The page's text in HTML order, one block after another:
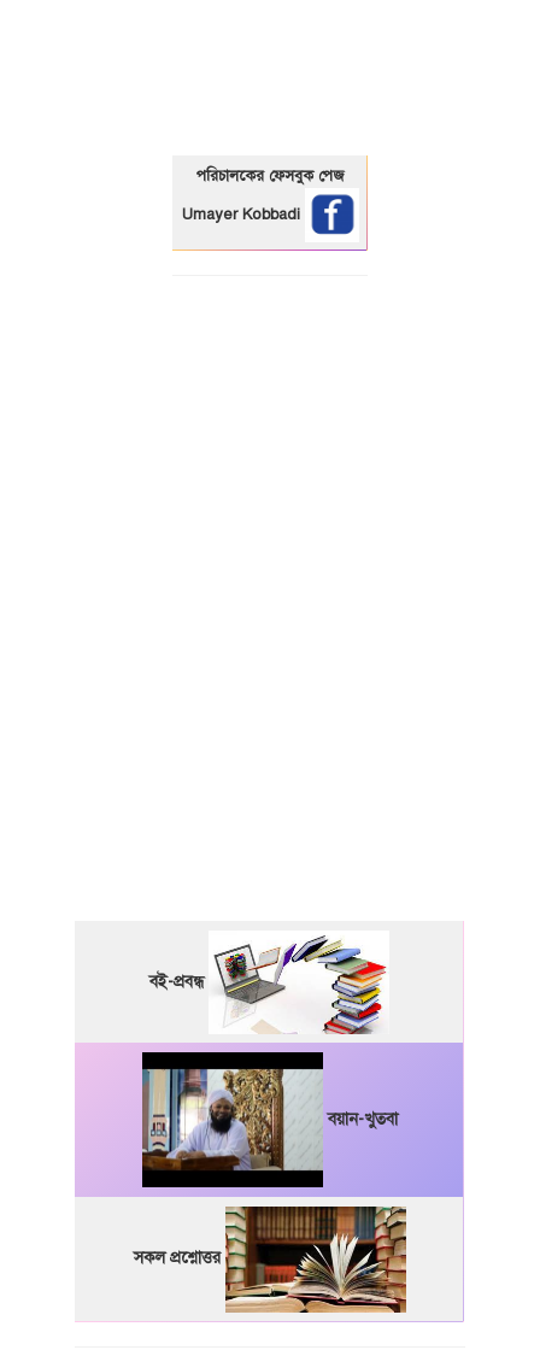
পরিচালকের ফেসবুক পেজ
Umayer Kobbadi
বই-প্রবন্ধ
বয়ান-খুতবা
সকল প্রশ্নোত্তর